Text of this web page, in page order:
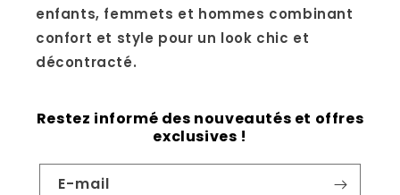
enfants, femmets et hommes combinant
confort et style pour un look chic et
décontracté.
Restez informé des nouveautés et offres
exclusives !
E-mail